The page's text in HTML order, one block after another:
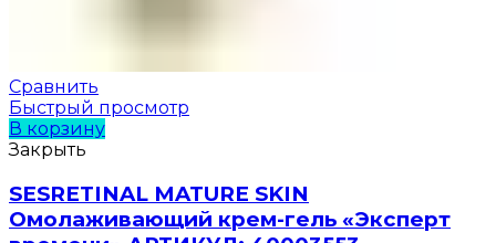
Сравнить
Быстрый просмотр
В корзину
Закрыть
SESRETINAL MATURE SKIN
Омолаживающий крем-гель «Эксперт